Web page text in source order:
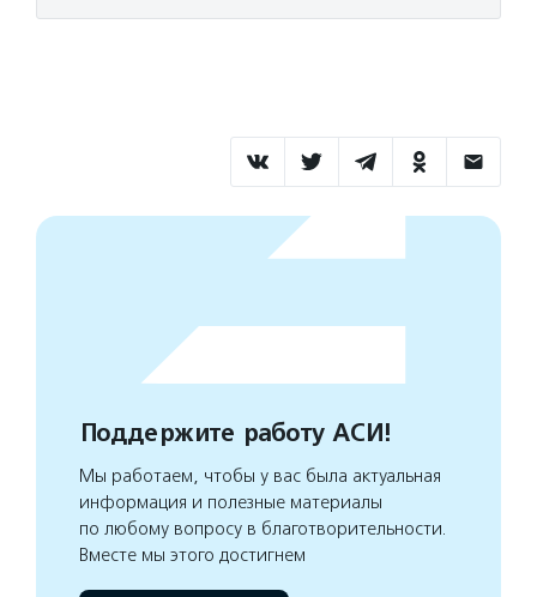
Поддержите работу АСИ!
Мы работаем, чтобы у вас была актуальная
информация и полезные материалы
по любому вопросу в благотворительности.
Вместе мы этого достигнем